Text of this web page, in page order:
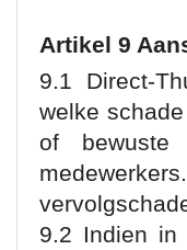
Artikel 9
9.1 Direct-
welke
of bewuste
9.2 Indien in